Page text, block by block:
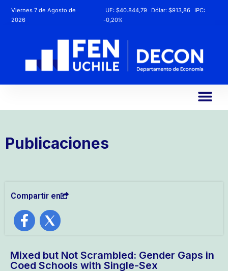
Viernes 7 de Agosto de
2026
UF: $40.844,79 Dólar: $913,86
IPC:
-0,20%
Publicaciones
Compartir en
Mixed but Not Scrambled: Gender Gaps in
Coed Schools with Single-Sex